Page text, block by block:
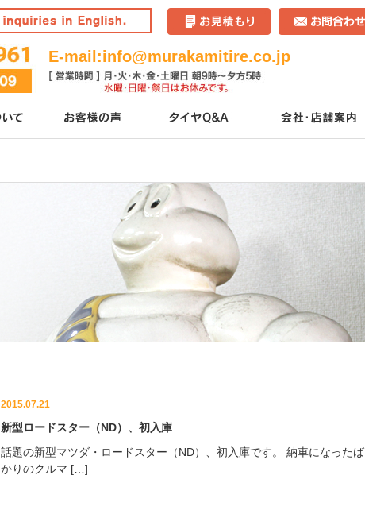
E-mail:info@murakamitire.co.jp
2015.07.21
新型ロードスター（ND）、初入庫
話題の新型マツダ・ロードスター（ND）、初入庫です。 納車になったば
かりのクルマ […]